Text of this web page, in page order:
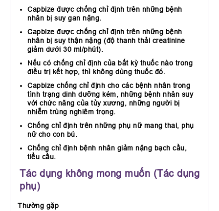
Capbize được chống chỉ định trên những bệnh
nhân bị suy gan nặng.
Capbize được chống chỉ định trên những bệnh
nhân bị suy thận nặng (độ thanh thải creatinine
giảm dưới 30 ml/phút).
Nếu có chống chỉ định của bất kỳ thuốc nào trong
điều trị kết hợp, thì không dùng thuốc đó.
Capbize chống chỉ định cho các bệnh nhân trong
tình trạng dinh dưỡng kém, những bệnh nhân suy
với chức năng của tủy xương, những người bị
nhiễm trùng nghiêm trọng.
Chống chỉ định trên những phụ nữ mang thai, phụ
nữ cho con bú.
Chống chỉ định bệnh nhân giảm nặng bạch cầu,
tiểu cầu.
Tác dụng không mong muốn (Tác dụng
phụ)
Thường gặp